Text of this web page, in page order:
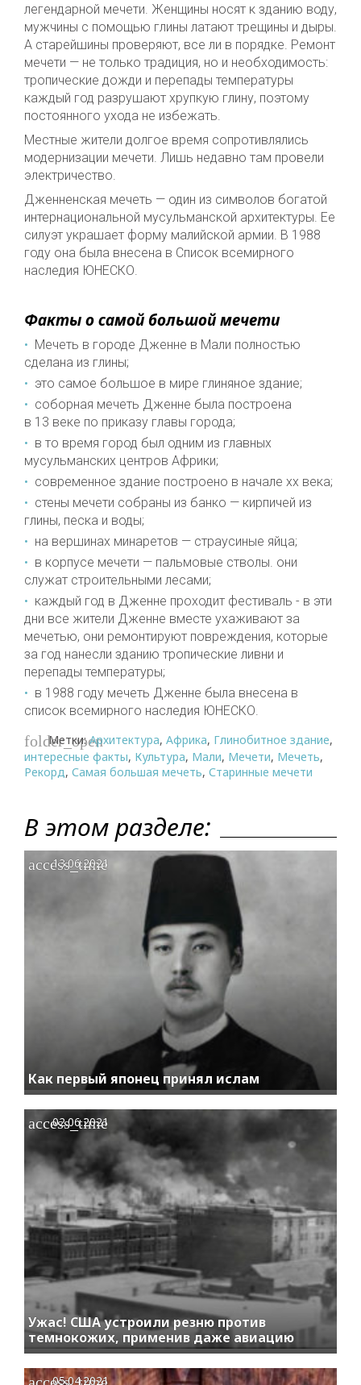
легендарной мечети. Женщины носят к зданию воду,
мужчины с помощью глины латают трещины и дыры.
А старейшины проверяют, все ли в порядке. Ремонт
мечети — не только традиция, но и необходимость:
тропические дожди и перепады температуры
каждый год разрушают хрупкую глину, поэтому
постоянного ухода не избежать.
Местные жители долгое время сопротивлялись
модернизации мечети. Лишь недавно там провели
электричество.
Дженненская мечеть — один из символов богатой
интернациональной мусульманской архитектуры. Ее
силуэт украшает форму малийской армии. В 1988
году она была внесена в Список всемирного
наследия ЮНЕСКО.
Факты о самой большой мечети
Мечеть в городе Дженне в Мали полностью
сделана из глины;
это самое большое в мире глиняное здание;
соборная мечеть Дженне была построена
в 13 веке по приказу главы города;
в то время город был одним из главных
мусульманских центров Африки;
современное здание построено в начале xx века;
стены мечети собраны из банко — кирпичей из
глины, песка и воды;
на вершинах минаретов — страусиные яйца;
в корпусе мечети — пальмовые стволы. они
служат строительными лесами;
каждый год в Дженне проходит фестиваль - в эти
дни все жители Дженне вместе ухаживают за
мечетью, они ремонтируют повреждения, которые
за год нанесли зданию тропические ливни и
перепады температуры;
в 1988 году мечеть Дженне была внесена в
список всемирного наследия ЮНЕСКО.
folder_open
Метки:Архитектура, Африка, Глинобитное здание,
интересные факты, Культура, Мали, Мечети, Мечеть,
Рекорд, Самая большая мечеть, Старинные мечети
В этом разделе:
Как первый японец принял ислам
access_time
13.06.2021
Ужас! США устроили резню против
темнокожих, применив даже авиацию
access_time
02.06.2021
access_time
05.04.2021